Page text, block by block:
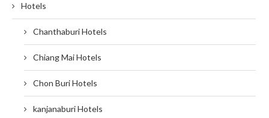
Hotels
Chanthaburi Hotels
Chiang Mai Hotels
Chon Buri Hotels
kanjanaburi Hotels